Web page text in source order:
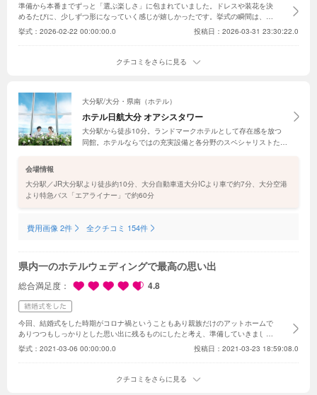
準備から本番までずっと「選ぶ楽しさ」に包まれていました。ドレスや装花を決
めるたびに、少しずつ形になっていく感じが嬉しかったです。 挙式の瞬間は、ふ
わっと光が差し込んで、空気までやさしく感じました。披露宴では、ゲスト同士
が自然に会話できるように進行を工夫しました。
挙式： 2026-02-22 00:00:00.0 投稿日：2026-03-31 23:30:22.0
クチコミをさらに見る
大分駅/大分・県南（ホテル）
ホテル日航大分 オアシスタワー
大分駅から徒歩10分。ランドマークホテルとして存在感を放つ
同館。ホテルならではの充実設備と各分野のスペシャリストたち
会場情報
大分駅／JR大分駅より徒歩約10分、大分自動車道大分ICより車で約7分、大分空港
より特急バス「エアライナー」で約60分
費用画像 2件 全クチコミ 154件
県内一のホテルウェディングで最高の思い出
総合満足度 4.8
今回、結婚式をした時期がコロナ禍ということもあり親族だけのアットホームで
ありつつもしっかりとした思い出に残るものにしたと考え、準備していきまし
た。 時間がかかったのは衣装選びやBGM決め、プロフィールムービー作りで
した。
ホテルウェディングということもあり、当日の料理やサービスは一流の
もので、最高の1日にする事が出来ました！
挙式： 2021-03-06 00:00:00.0 投稿日：2021-03-23 18:59:08.0
クチコミをさらに見る